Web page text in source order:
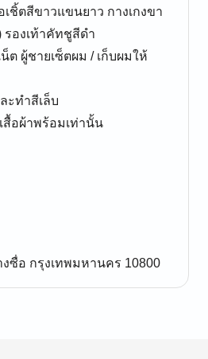
เชิ้ตสีขาวแขนยาว กางเกงขา
รองเท้าคัทชูสีดำ
ต ผู้ชายเซ็ตผม / เก็บผมให้
ะทำสีเล็บ
สื้อผ้าพร้อมเท่านั้น
ซื่อ กรุงเทพมหานคร 10800